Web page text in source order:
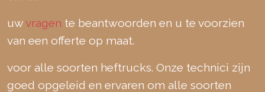
uwvragen te beantwoorden en u te voorzien
van een offerte op maat.
voor alle soorten heftrucks. Onze technici zijn
goed opgeleid en ervaren om alle soorten